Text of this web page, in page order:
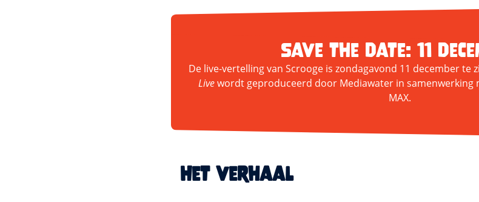
Save the date: 11
De live-vertelling van Scrooge is zondagavond 11 december te
Livewordt geproduceerd door Mediawater in samenwerking
MAX.
Het verhaal